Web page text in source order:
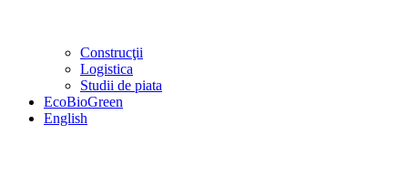
Construcţii
Logistica
Studii de piata
EcoBioGreen
English